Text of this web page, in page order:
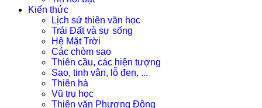
Kiến thức
Lịch sử thiên văn học
Trái Đất và sự sống
Hệ Mặt Trời
Các chòm sao
Thiên cầu, các hiện tượng
Sao, tinh vân, lỗ đen, ...
Thiên hà
Vũ trụ học
Thiên văn Phương Đông